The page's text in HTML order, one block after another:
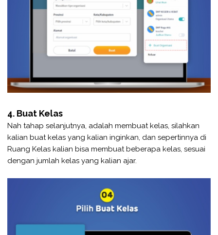
4. Buat Kelas
Nah tahap selanjutnya, adalah membuat kelas, silahkan
kalian buat kelas yang kalian inginkan, dan sepertinnya di
Ruang Kelas kalian bisa membuat beberapa kelas, sesuai
dengan jumlah kelas yang kalian ajar.